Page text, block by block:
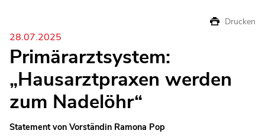
Drucken
28.07.2025
Primärarztsystem:
„Hausarztpraxen werden
zum Nadelöhr“
Statement von Vorständin Ramona Pop